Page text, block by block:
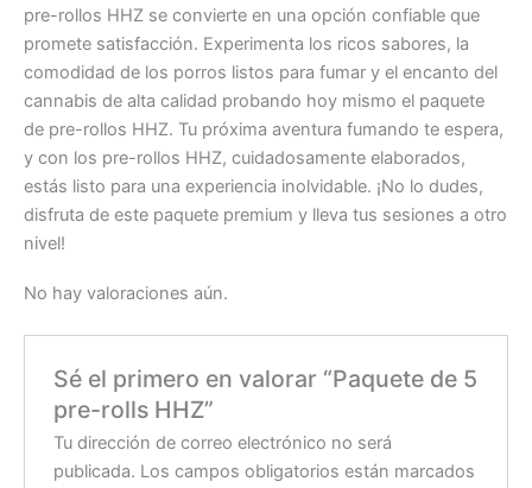
pre-rollos HHZ se convierte en una opción confiable que
promete satisfacción. Experimenta los ricos sabores, la
comodidad de los porros listos para fumar y el encanto del
cannabis de alta calidad probando hoy mismo el paquete
de pre-rollos HHZ. Tu próxima aventura fumando te espera,
y con los pre-rollos HHZ, cuidadosamente elaborados,
estás listo para una experiencia inolvidable. ¡No lo dudes,
disfruta de este paquete premium y lleva tus sesiones a otro
nivel!
No hay valoraciones aún.
Sé el primero en valorar “Paquete de 5
pre-rolls HHZ”
Tu dirección de correo electrónico no será
publicada. Los campos obligatorios están marcados